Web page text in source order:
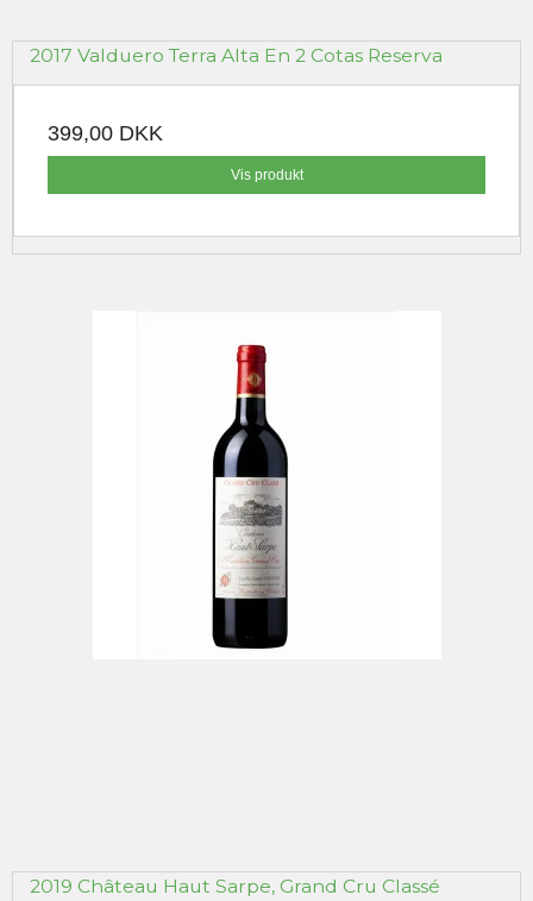
2017 Valduero Terra Alta En 2 Cotas Reserva
399,00 DKK
Vis produkt
2019 Château Haut Sarpe, Grand Cru Classé